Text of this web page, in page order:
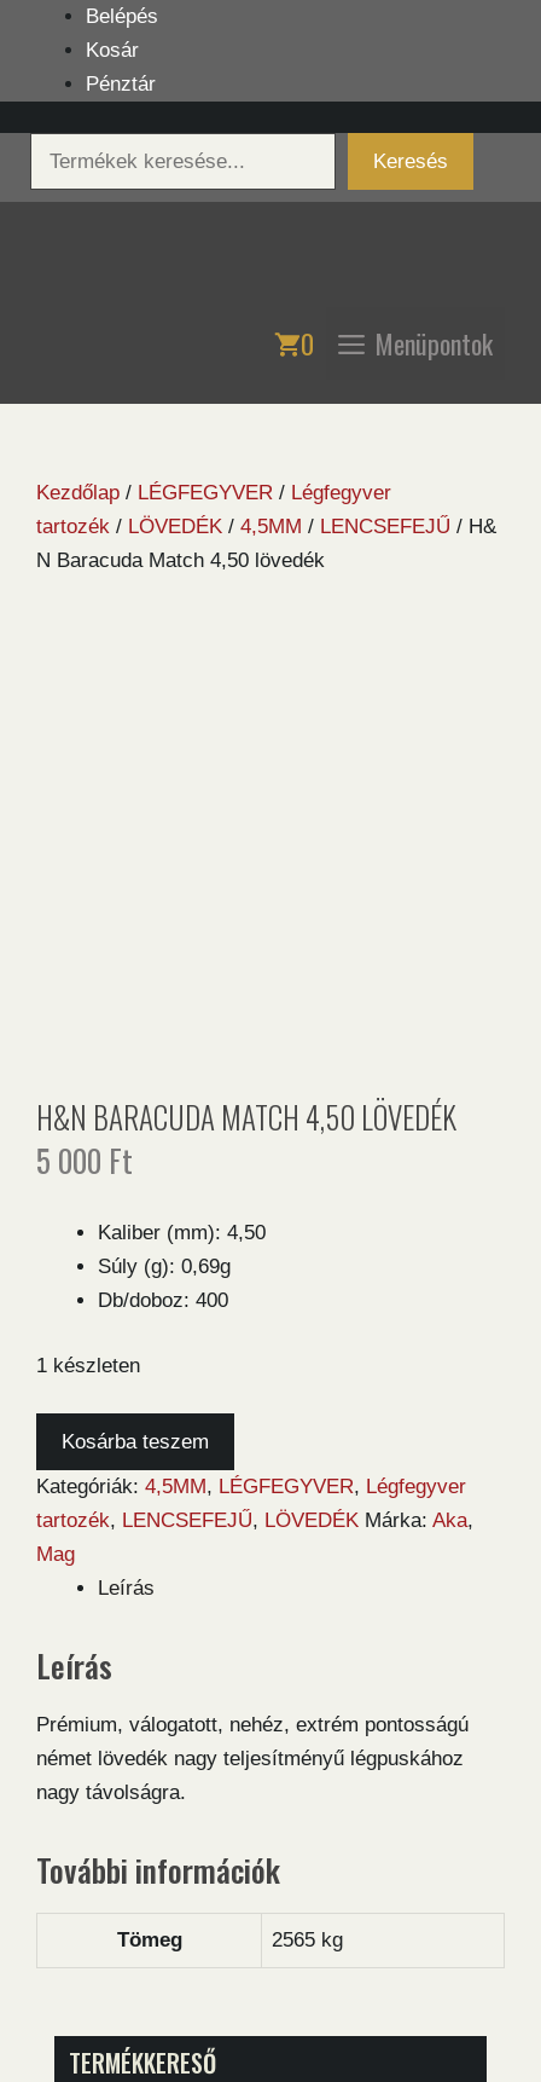
tartalomba
Belépés
Kosár
Pénztár
Keresés
Keresés
0 Menüpontok
Kezdőlap / LÉGFEGYVER / Légfegyver
tartozék / LÖVEDÉK / 4,5MM / LENCSEFEJŰ / H&
N Baracuda Match 4,50 lövedék
H&N BARACUDA MATCH 4,50 LÖVEDÉK
5 000 Ft
Kaliber (mm): 4,50
Súly (g): 0,69g
Db/doboz: 400
1 készleten
H&N
Match
4,50
lövedék
mennyiség
Kosárba teszem
Kategóriák: 4,5MM, LÉGFEGYVER, Légfegyver
tartozék, LENCSEFEJŰ, LÖVEDÉK Márka: Aka,
Mag
Leírás
Leírás
Prémium, válogatott, nehéz, extrém pontosságú
német lövedék nagy teljesítményű légpuskához
nagy távolságra.
További információk
Tömeg 2565 kg
TERMÉKKERESŐ